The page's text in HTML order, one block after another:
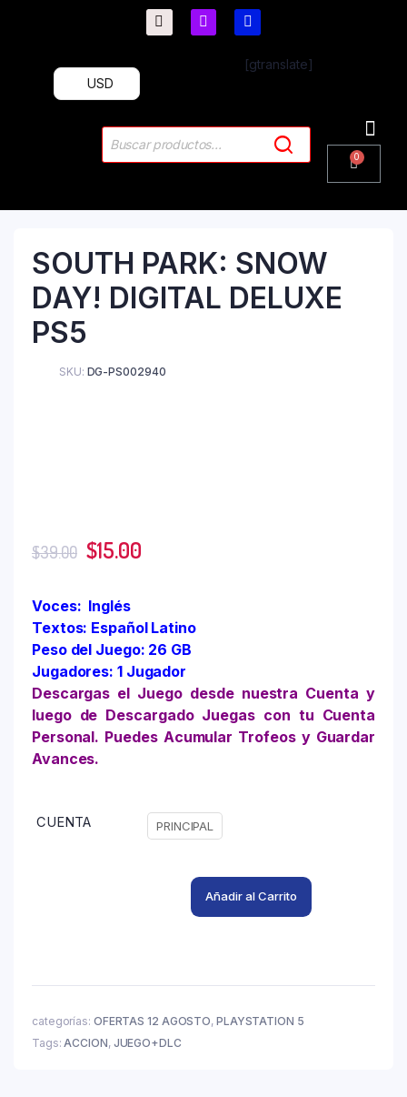
[gtranslate]
USD
SOUTH PARK: SNOW
DAY! DIGITAL DELUXE
PS5
SKU: DG-PS002940
$39.00 $15.00
Voces: Inglés
Textos: Español Latino
Peso del Juego: 26 GB
Jugadores: 1 Jugador
Descargas el Juego desde nuestra Cuenta y
luego de Descargado Juegas con tu Cuenta
Personal. Puedes Acumular Trofeos y Guardar
Avances.
CUENTA PRINCIPAL
Añadir al Carrito
categorías: OFERTAS 12 AGOSTO, PLAYSTATION 5
Tags:ACCION, JUEGO+DLC